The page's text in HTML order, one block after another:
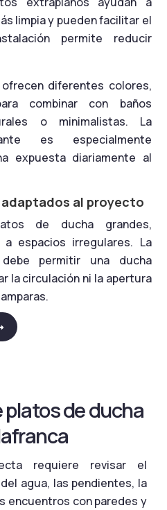
limpia y pueden facilitar el
permite reducir
diferentes colores,
combinar con baños
o minimalistas. La
es especialmente
expuesta diariamente al
al proyecto
de ducha grandes,
espacios irregulares. La
permitir una ducha
la circulación ni la apertura
de ducha
requiere revisar el
agua, las pendientes, la
encuentros con paredes y